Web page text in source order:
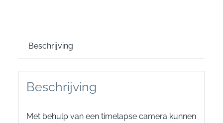
Beschrijving
Beschrijving
Met behulp van een timelapse camera kunnen